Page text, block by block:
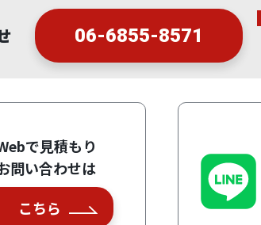
06-6855-8571
で見積もり
問い合わせは
こちら